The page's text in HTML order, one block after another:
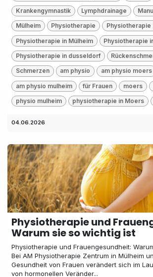
Krankengymnastik Lymphdrainage
Mülheim Physiotherapie Physiotherapie
Physiotherapie in Mülheim Physiotherapie
Physiotherapie in dusseldorf
Schmerzen am physio am physio moers
am physio mulheim für Frauen moers
physio mulheim physiotherapie in Moers
04.06.2026
Physiotherapie und
Warum sie so wichtig ist
Physiotherapie und Frauengesundheit:
Bei AM Physiotherapie Zentrum in Mülheim
Gesundheit von Frauen verändert sich im
von hormonellen Veränder...